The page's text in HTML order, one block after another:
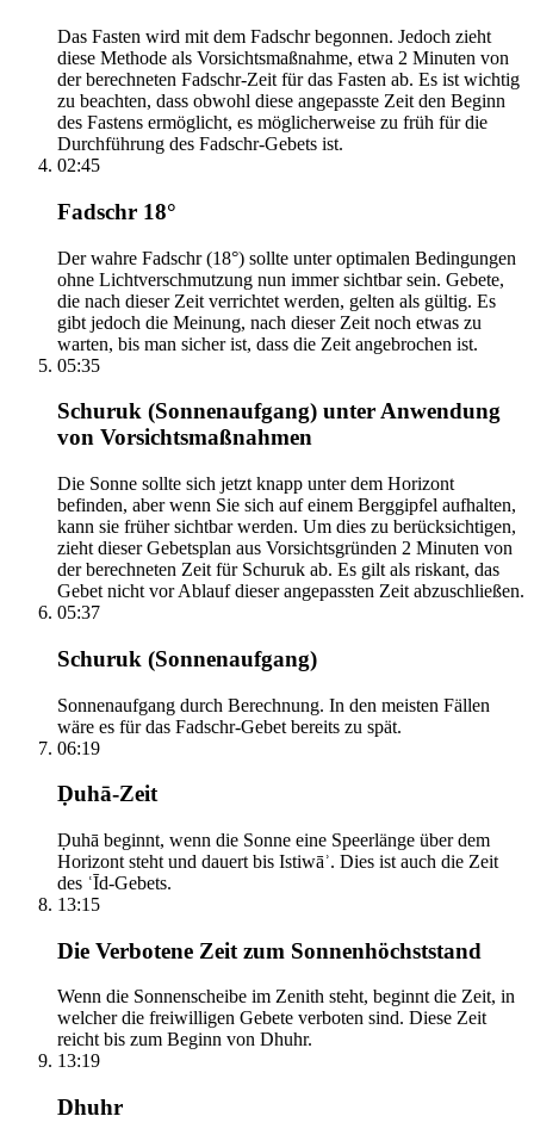
Das Fasten wird mit dem Fadschr begonnen. Jedoch zieht
diese Methode als Vorsichtsmaßnahme, etwa 2 Minuten von
der berechneten Fadschr-Zeit für das Fasten ab. Es ist wichtig
zu beachten, dass obwohl diese angepasste Zeit den Beginn
des Fastens ermöglicht, es möglicherweise zu früh für die
Durchführung des Fadschr-Gebets ist.
02:45
Fadschr 18°
Der wahre Fadschr (18°) sollte unter optimalen Bedingungen
ohne Lichtverschmutzung nun immer sichtbar sein. Gebete,
die nach dieser Zeit verrichtet werden, gelten als gültig. Es
gibt jedoch die Meinung, nach dieser Zeit noch etwas zu
warten, bis man sicher ist, dass die Zeit angebrochen ist.
05:35
Schuruk (Sonnenaufgang) unter Anwendung
von Vorsichtsmaßnahmen
Die Sonne sollte sich jetzt knapp unter dem Horizont
befinden, aber wenn Sie sich auf einem Berggipfel aufhalten,
kann sie früher sichtbar werden. Um dies zu berücksichtigen,
zieht dieser Gebetsplan aus Vorsichtsgründen 2 Minuten von
der berechneten Zeit für Schuruk ab. Es gilt als riskant, das
Gebet nicht vor Ablauf dieser angepassten Zeit abzuschließen.
05:37
Schuruk (Sonnenaufgang)
Sonnenaufgang durch Berechnung. In den meisten Fällen
wäre es für das Fadschr-Gebet bereits zu spät.
06:19
Ḍuhā-Zeit
Ḍuhā beginnt, wenn die Sonne eine Speerlänge über dem
Horizont steht und dauert bis Istiwāʾ. Dies ist auch die Zeit
des ʿĪd-Gebets.
13:15
Die Verbotene Zeit zum Sonnenhöchststand
Wenn die Sonnenscheibe im Zenith steht, beginnt die Zeit, in
welcher die freiwilligen Gebete verboten sind. Diese Zeit
reicht bis zum Beginn von Dhuhr.
13:19
Dhuhr